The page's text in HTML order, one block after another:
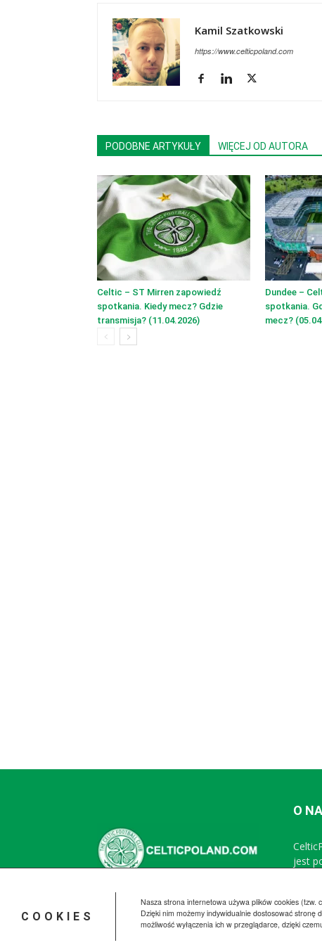
COOKIES
Nasza strona internetowa używa plików cookies (tzw.
Dzięki nim możemy indywidualnie dostosować stronę
możliwość wyłączenia ich w przeglądarce, dzięki
Kamil Szatkowski
https://www.celticpoland.com
PODOBNE ARTYKUŁY WIĘCEJ OD AUTORA
Celtic – ST Mirren zapowiedź
spotkania. Kiedy mecz? Gdzie
transmisja? (11.04.2026)
Dundee –
spotkania.
mecz?
O
jest